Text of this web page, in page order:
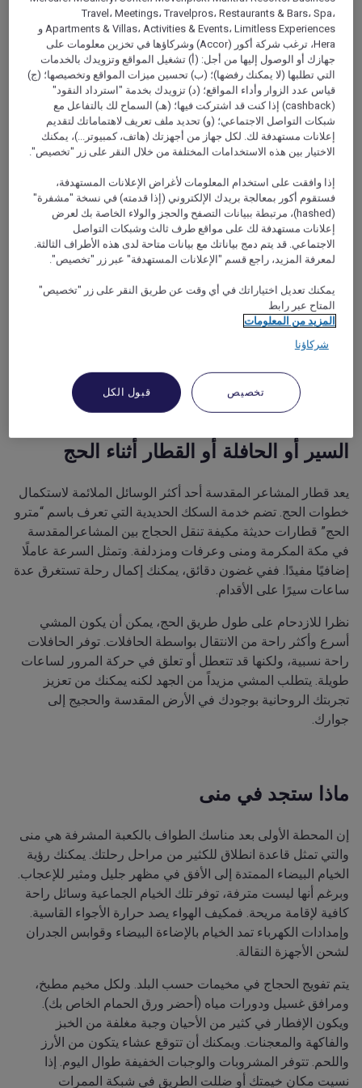
مقدمة
الصبر هو أحد أفضل النصائح التي يجب أن تتذكرها. ستواجه الزحام
بين العديد من الحجاج الآخرين. حاول أن تظل هادئاً وابحث عن
كنت تعلم مسبقاً المتاعب المحتملة وكيفية الانتقال أثناء الحج.
السير أو الحافلة أو القطار أثناء الحج
يعد قطار المشاعر المقدسة أحد أكثر الوسائل الملائمة لاستكمال
خطوات الحج. تضم خدمة السكك الحديدية التي تعرف باسم “مترو
الحج” قطارات حديثة مكيفة تنقل الحجاج بين المشاعرالمقدسة
في مكة المكرمة ومنى وعرفات ومزدلفة. وتمثل السرعة عاملًا
إضافيًا مفيدًا. ففي غضون دقائق، يمكنك إكمال رحلة تستغرق عدة
ساعات سيرًا على الأقدام.
نظرا للازدحام على طول طريق الحج، يمكن أن يكون المشي
أسرع وأكثر راحة من الانتقال بواسطة الحافلات. توفر الحافلات
راحة نسبية، ولكنها قد تتعطل أو تعلق في حركة المرور لساعات
طويلة. يتطلب المشي مزيداً من الجهد لكنه يمكنك من تعزيز
تجربتك الروحانية بوجودك في الأرض المقدسة والحجيج إلى
جوارك.
ماذا ستجد في منى
إن المحطة الأولى بعد مناسك الطواف بالكعبة المشرفة هي منى
والتي تمثل قاعدة انطلاق للكثير من مراحل رحلتك. يمكنك رؤية
الخيام البيضاء الممتدة إلى الأفق في مظهر جليل ومثير للإعجاب.
وبرغم أنها ليست مترفة، توفر تلك الخيام الجماعية وسائل راحة
كافية لإقامة مريحة. فمكيف الهواء يصد حرارة الأجواء القاسية.
وإمدادات الكهرباء تمد الخيام بالإضاءة البيضاء وقوابس الجدران
لشحن الأجهزة النقالة.
يتم تفويج الحجاج في مخيمات حسب البلد. ولكل مخيم مطبخ،
ومرافق غسيل ودورات مياه (أحضر ورق الحمام الخاص بك).
ويكون الإفطار في كثير من الأحيان وجبة مغلفة من الخبز
والفاكهة والمعجنات. ويمكنك أن تتوقع عشاء يتكون من الأرز
واللحم. تتوفر المشروبات والوجبات الخفيفة طوال اليوم. إذا
نسيت مكان خيمتك أو ضللت الطريق في شبكة الممرات
Travel، Meetings، Travelpros، Restaurants & Bars، Spa،
Apartments & Villas، Activities & Events، Limitless Experiences و
Hera، ترغب شركة أكور (Accor) وشركاؤها في تخزين معلومات على
جهازك أو الوصول إليها من أجل: (أ) تشغيل المواقع وتزويدك بالخدمات
التي تطلبها (لا يمكنك رفضها)؛ (ب) تحسين ميزات المواقع وتخصيصها؛ (ج)
قياس عدد الزوار وأداء المواقع؛ (د) تزويدك بخدمة "استرداد النقود"
(cashback) إذا كنت قد اشتركت فيها؛ (هـ) السماح لك بالتفاعل مع
شبكات التواصل الاجتماعي؛ (و) تحديد ملف تعريف لاهتماماتك لتقديم
إعلانات مستهدفة لك. لكل جهاز من أجهزتك (هاتف، كمبيوتر...)، يمكنك
الاختيار بين هذه الاستخدامات المختلفة من خلال النقر على زر "تخصيص".
إذا وافقت على استخدام المعلومات لأغراض الإعلانات المستهدفة،
فستقوم أكور بمعالجة بريدك الإلكتروني (إذا قدمته) في نسخة "مشفرة"
(hashed)، مرتبطة ببيانات التصفح والحجز والولاء الخاصة بك لعرض
إعلانات مستهدفة لك على مواقع طرف ثالث وشبكات التواصل
الاجتماعي. قد يتم دمج بياناتك مع بيانات متاحة لدى هذه الأطراف الثالثة.
لمعرفة المزيد، راجع قسم "الإعلانات المستهدفة" عبر زر "تخصيص".
يمكنك تعديل اختياراتك في أي وقت عن طريق النقر على زر "تخصيص"
المتاح عبر رابط
المزيد من المعلومات
شركاؤنا
تخصيص قبول الكل